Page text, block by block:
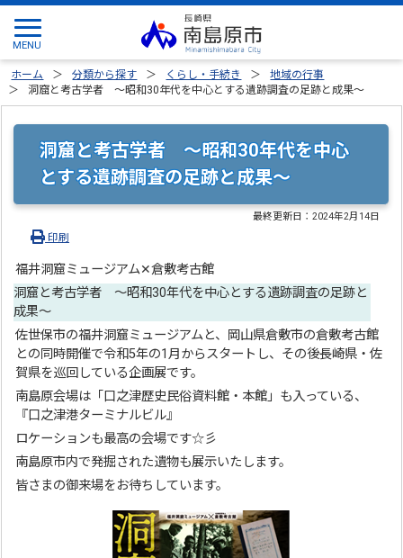
ホーム 分類から探す くらし・手続き
地域の行事
洞窟と考古学者 ～昭和30年代を中心とする遺跡調査の足跡と成果～
洞窟と考古学者 ～昭和30年代を中心
とする遺跡調査の足跡と成果～
最終更新日：2024年2月14日
印刷
福井洞窟ミュージアム✕倉敷考古館
洞窟と考古学者 ～昭和30年代を中心とする遺跡調査の足跡と
成果～
佐世保市の福井洞窟ミュージアムと、岡山県倉敷市の倉敷考古館
との同時開催で令和5年の1月からスタートし、その後長崎県・佐
賀県を巡回している企画展です。
南島原会場は「口之津歴史民俗資料館・本館」も入っている、
『口之津港ターミナルビル』
ロケーションも最高の会場です☆彡
南島原市内で発掘された遺物も展示いたします。
皆さまの御来場をお待ちしています。